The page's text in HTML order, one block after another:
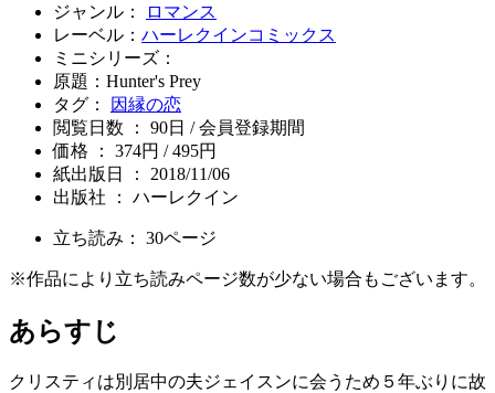
ジャンル：
ロマンス
レーベル： ハーレクインコミックス
ミニシリーズ：
原題：Hunter's Prey
タグ：
因縁の恋
閲覧日数 ： 90日 / 会員登録期間
価格 ： 374円 / 495円
紙出版日 ： 2018/11/06
出版社 ： ハーレクイン
立ち読み： 30ページ
※作品により立ち読みページ数が少ない場合もございます。
あらすじ
クリスティは別居中の夫ジェイスンに会うため５年ぶりに故